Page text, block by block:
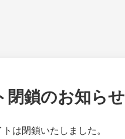
閉鎖のお知らせ
トは閉鎖いたしました。